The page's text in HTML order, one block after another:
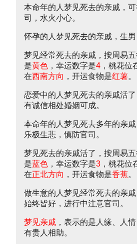
本命年的人梦见死去的亲戚，
司，水火小心。
怀孕的人梦见死去的亲戚，生男
梦见经常死去的亲戚，按周易
是黄色 ，幸运数字是4 ，桃花位
在西南方向 ，开运食物是红薯。
恋爱中的人梦见死去的亲戚活了
有诚信相处婚姻可成。
本命年的人梦见死去多年的亲
乐极生悲，慎防官司。
梦见死去的亲戚活了，按周易
是蓝色 ，幸运数字是3 ，桃花位
在正北方向 ，开运食物是香蕉。
做生意的人梦见经常死去的亲戚
始终皆好，进行中注意官司。
梦见亲戚 ，表示的是人缘、人
有贵人相助。